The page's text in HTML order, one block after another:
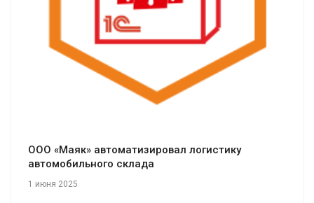
ООО «Маяк» автоматизировал логистику
автомобильного склада
1 июня 2025